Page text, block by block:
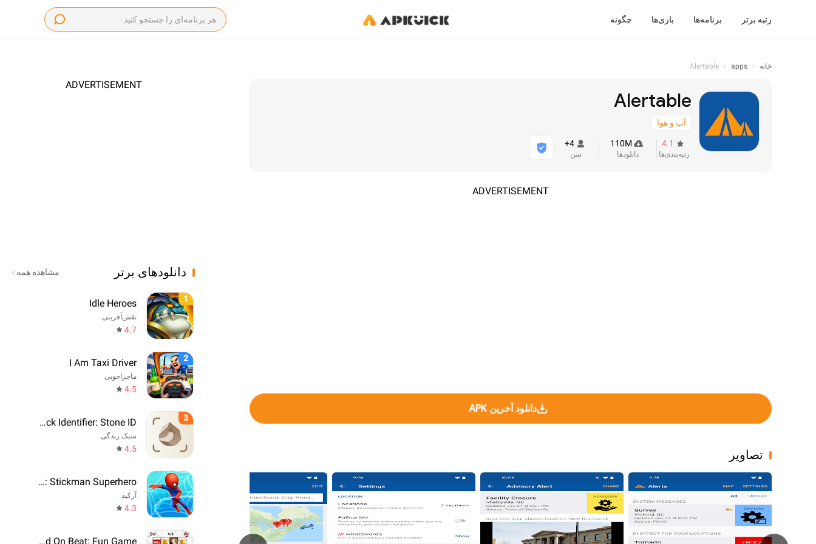
رتبه برتر برنامه‌ها بازی‌ها چگونه
خانه ›
apps
›
Alertable
Alertable
آب و هوا
4.1
رتبه‌بندی‌ها
110M
دانلودها
4+
سن
ADVERTISEMENT
دانلود آخرین APK
تصاویر
ADVERTISEMENT
دانلودهای برتر مشاهده همه
1
Idle Heroes
نقش‌آفرینی
4.7
2
I Am Taxi Driver
ماجراجویی
4.5
3
Rock Identifier: Stone ID
سبک زندگی
4.5
Web Master: Stickman Superhero
آرکید
4.3
Say The Word On Beat: Fun Game